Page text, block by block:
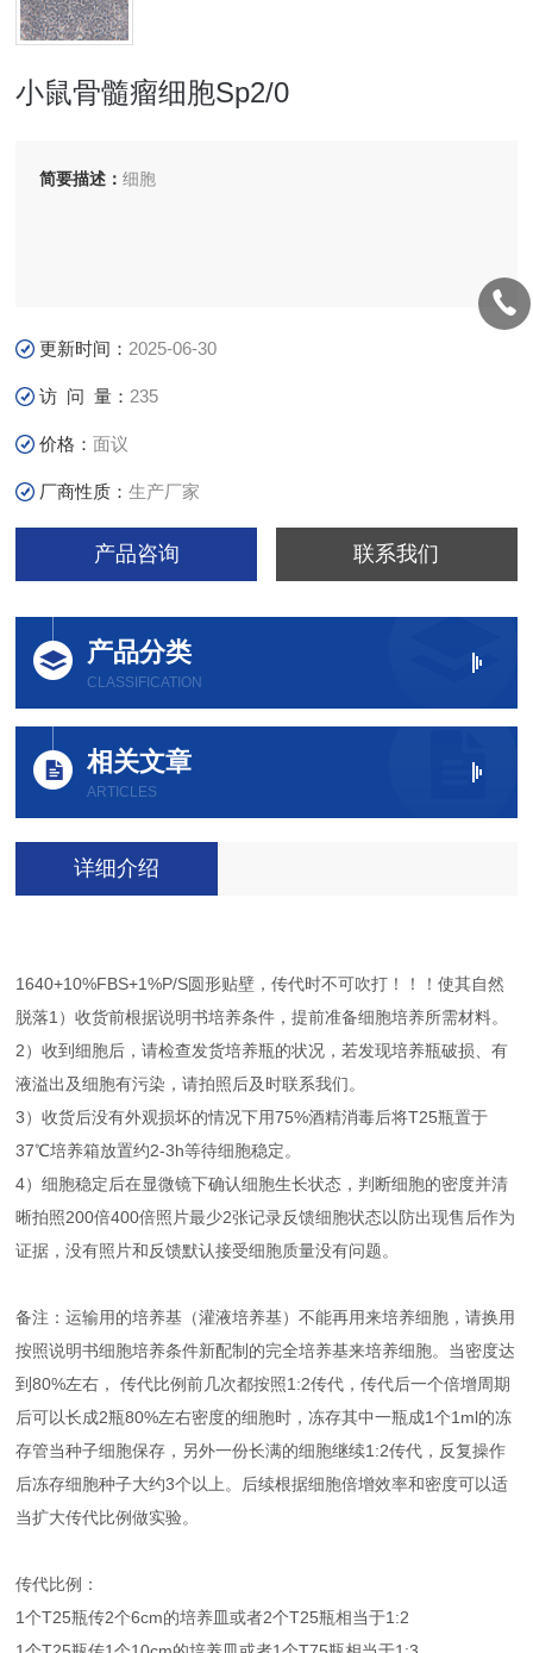
小鼠骨髓瘤细胞Sp2/0
简要描述：细胞
更新时间： 2025-06-30
访 问 量： 235
价格：面议
厂商性质：生产厂家
产品咨询 联系我们
产品分类
CLASSIFICATION
相关文章
ARTICLES
详细介绍
1640+10%FBS+1%P/S圆形贴壁，传代时不可吹打！！！使其自然
脱落1）收货前根据说明书培养条件，提前准备细胞培养所需材料。
2）收到细胞后，请检查发货培养瓶的状况，若发现培养瓶破损、有
液溢出及细胞有污染，请拍照后及时联系我们。
3）收货后没有外观损坏的情况下用75%酒精消毒后将T25瓶置于
37℃培养箱放置约2-3h等待细胞稳定。
4）细胞稳定后在显微镜下确认细胞生长状态，判断细胞的密度并清
晰拍照200倍400倍照片最少2张记录反馈细胞状态以防出现售后作为
证据，没有照片和反馈默认接受细胞质量没有问题。
备注：运输用的培养基（灌液培养基）不能再用来培养细胞，请换用
按照说明书细胞培养条件新配制的完全培养基来培养细胞。当密度达
到80%左右， 传代比例前几次都按照1:2传代，传代后一个倍增周期
后可以长成2瓶80%左右密度的细胞时，冻存其中一瓶成1个1ml的冻
存管当种子细胞保存，另外一份长满的细胞继续1:2传代，反复操作
后冻存细胞种子大约3个以上。后续根据细胞倍增效率和密度可以适
当扩大传代比例做实验。
传代比例：
1个T25瓶传2个6cm的培养皿或者2个T25瓶相当于1:2